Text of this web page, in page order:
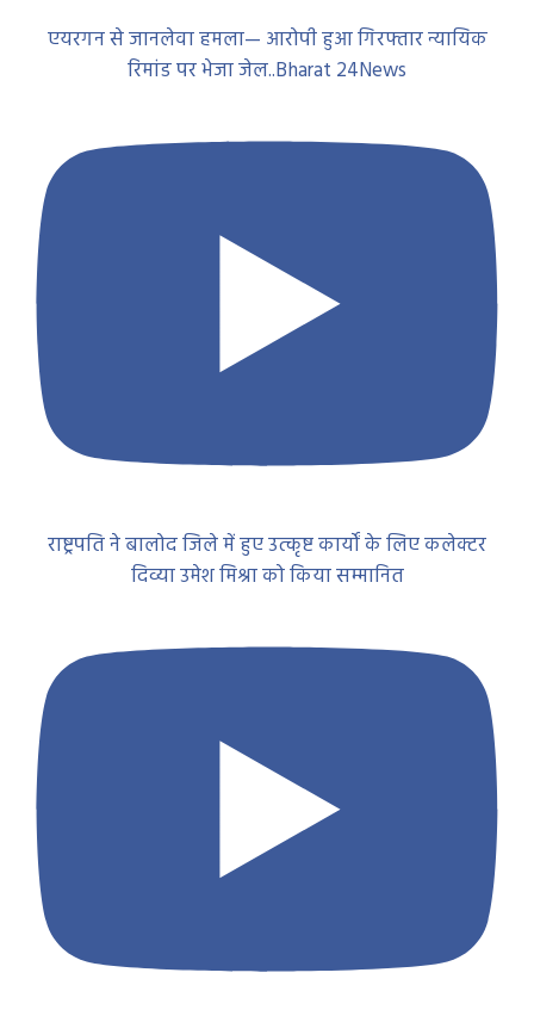
एयरगन से जानलेवा हमला— आरोपी हुआ गिरफ्तार न्यायिक
रिमांड पर भेजा जेल..Bharat 24News
राष्ट्रपति ने बालोद जिले में हुए उत्कृष्ट कार्यों के लिए कलेक्टर
दिव्या उमेश मिश्रा को किया सम्मानित